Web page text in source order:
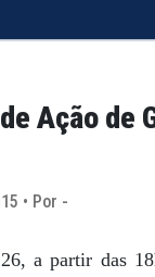
Ação de
• Por -
a partir das